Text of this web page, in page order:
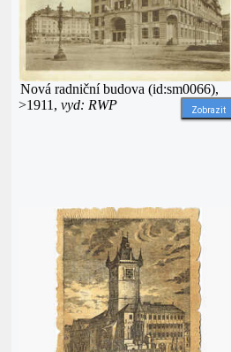
Nová radniční budova (id:sm0066),
>1911, vyd: RWP Zobrazit